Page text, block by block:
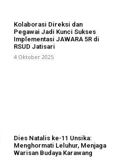
Kolaborasi Direksi dan
Pegawai Jadi Kunci Sukses
Implementasi JAWARA 5R di
RSUD Jatisari
4 Oktober 2025
Dies Natalis ke-11 Unsika:
Menghormati Leluhur, Menjaga
Warisan Budaya Karawang